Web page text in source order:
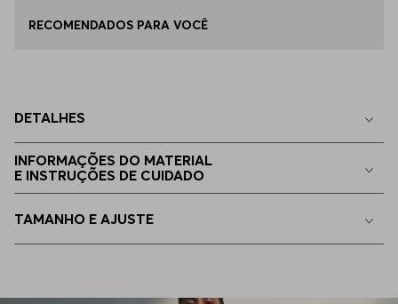
M - M
EGG Indisponível
RECOMENDADOS PARA VOCÊ
DETALHES
INFORMAÇÕES DO MATERIAL
E INSTRUÇÕES DE CUIDADO
TAMANHO E AJUSTE